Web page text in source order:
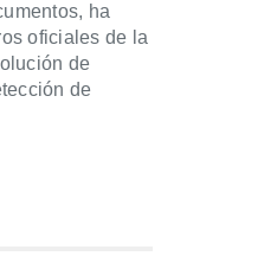
ha
oficiales de la
de
de